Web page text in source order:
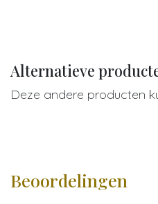
Alternatieve
Deze andere producten
Beoordelingen